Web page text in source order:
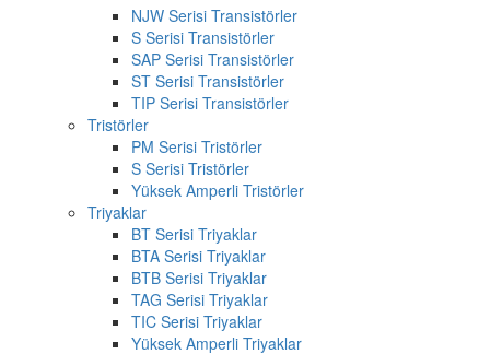
NJW Serisi Transistörler
S Serisi Transistörler
SAP Serisi Transistörler
ST Serisi Transistörler
TIP Serisi Transistörler
Tristörler
PM Serisi Tristörler
S Serisi Tristörler
Yüksek Amperli Tristörler
Triyaklar
BT Serisi Triyaklar
BTA Serisi Triyaklar
BTB Serisi Triyaklar
TAG Serisi Triyaklar
TIC Serisi Triyaklar
Yüksek Amperli Triyaklar